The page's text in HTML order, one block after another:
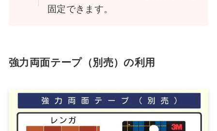
固定できます。
強力両面テープ（別売）の利用